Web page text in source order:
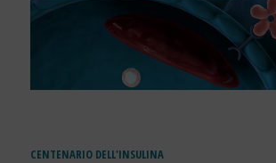
CENTENARIO DELL'INSULINA